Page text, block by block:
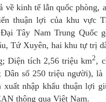
về kinh tế lẫn quốc phòng,
thuận lợi của khu vực
Tây Nam Trung Quốc
Tứ Xuyên, hai khu tự trị
Diện tích 2,56 triệu km2,
Dân số 250 triệu người), là
xuất nhập khẩu thuận lợi
thông qua Việt Nam.